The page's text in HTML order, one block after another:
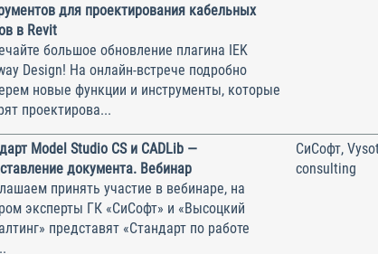
для проектирования кабельных
в Revit
большое обновление плагина IEK
Design! На онлайн-встрече подробно
новые функции и инструменты, которые
проектирова...
Model Studio CS и CADLib —
документа. Вебинар
принять участие в вебинаре, на
эксперты ГК «СиСофт» и «Высоцкий
представят «Стандарт по работе
СиСофт,
consulting